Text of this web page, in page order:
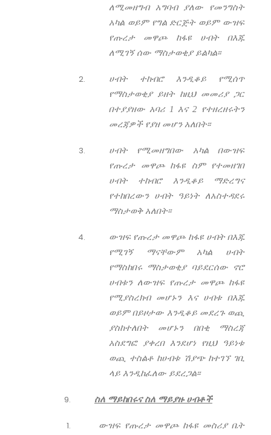
ለሚመዘግብ አግባብ ያለው የመንግስት
አካል ወይም የግል ድርጅት ወይም ውዝፍ
የጡረታ መዋጮ ከፋዩ ሀብት በእጁ
ለሚገኝ ሰው ማስታወቂያ ይልካል፡፡
ሀብት ተከብሮ እንዲቆይ የሚሰጥ
የማስታወቂያ ይዘት ከዚህ መመሪያ ጋር
በተያያዘው አባሪ 1 እና 2 የተዘረዘሩትን
መረጃዎች የያዘ መሆን አለበት፡፡
ሀብት የሚመዘግበው አካል በውዝፍ
የጡረታ መዋጮ ከፋዩ ስም የተመዘገበ
ሀብት ተከብሮ እንዲቆይ ማድረግና
የተከበረውን ሀብት ዓይነት ለአስተዳደሩ
ማስታወቅ አለበት፡፡
ውዝፍ የጡረታ መዋጮ ከፋዩ ሀብት በእጁ
የሚገኝ ማናቸውም አካል ሀብት
የማስከበሩ ማስታወቂያ ባይደርሰው ኖሮ
ሀብቱን ለውዝፍ የጡረታ መዋጮ ከፋዩ
የሚያስረክብ መሆኑን እና ሀብቱ በእጁ
ወይም በይዞታው እንዲቆይ መደረጉ ወጪ
ያስከተለበት መሆኑን በበቂ ማስረጃ
አስደግፎ ያቀረበ እንደሆነ የዚህ ዓይነቱ
ወጪ ተስልቶ ከሀብቱ ሽያጭ ከተገኘ ገቢ
ላይ እንዲከፈለው ይደረጋል፡፡
ስለ ማይከበሩና ስለ ማይያዙ ሀብቶች
ውዝፍ የጡረታ መዋጮ ከፋዩ መስሪያ ቤት